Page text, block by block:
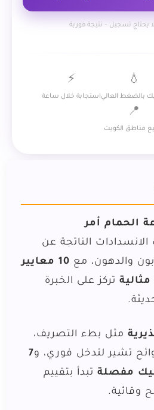
💧
بالضغط العالي
⚡
استجابة خلال ساعة
📍
مناطق الكويت
الحمام أمر
الانسدادات الناتجة عن
والدهون، مع
10 معايير
تركز على الخبرة
مثل بطء التصريف،
تشير لتدخل فوري، و7
مفصلة تبدأ بتقييم
وقائية.